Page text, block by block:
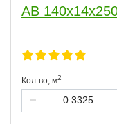
АВ
Кол-во, м2